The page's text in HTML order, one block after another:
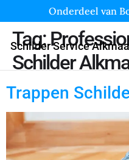
Onderdeel van
Schilder Service
Tag:
Schilder
Trappen